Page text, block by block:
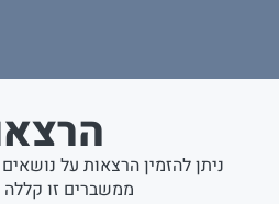
ניתן להזמין הרצאות על
ממשברים זו